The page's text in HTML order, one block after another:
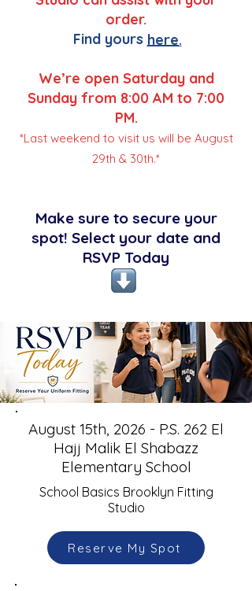
order.
Find yours
We’re open Saturday and
Sunday from 8:00 AM to 7:00
PM.
*Last weekend to visit us will be August
29th & 30th.*
here.
Make sure to secure your
spot! Select your date and
RSVP Today
August 15th, 2026 - P.S. 262 El
Hajj Malik El Shabazz
Elementary School
School Basics Brooklyn Fitting
Studio
Reserve My Spot